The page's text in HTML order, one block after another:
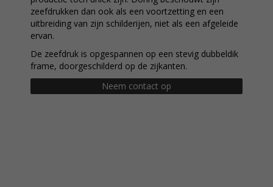
zeefdrukken dan ook als een voortzetting en een
uitbreiding van zijn schilderijen, niet als een afgeleide
ervan.
De zeefdruk is opgespannen op een stevig dubbeldik
frame, doorgeschilderd op de zijkanten.
Neem contact op